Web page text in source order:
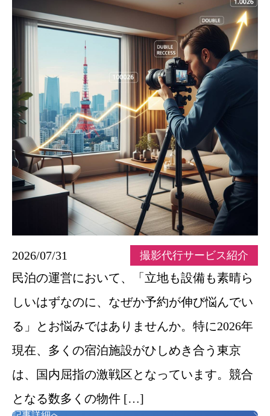
2026/07/31 撮影代行サービス紹介
民泊の運営において、「立地も設備も素晴ら
しいはずなのに、なぜか予約が伸び悩んでい
る」とお悩みではありませんか。特に2026年
現在、多くの宿泊施設がひしめき合う東京
は、国内屈指の激戦区となっています。競合
となる数多くの物件 […]